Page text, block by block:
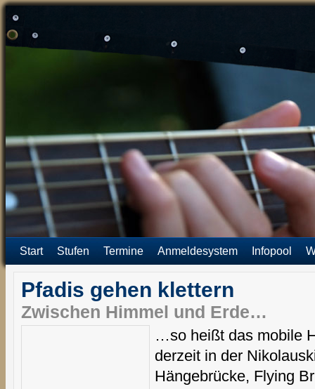
Start Stufen Termine Anmeldesystem Infopool
Pfadis gehen klettern
Zwischen Himmel und Erde…
…so heißt das mobile
derzeit in der
Hängebrücke, Flying